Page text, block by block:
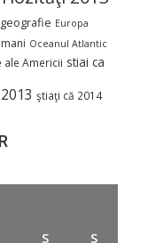
Europa
Oceanul Atlantic
ale Americii stiai ca
ştiaţi că 2014
S
S